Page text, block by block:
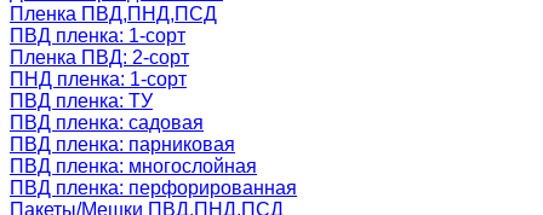
Пленка ПВД,ПНД,ПСД
ПВД пленка: 1-сорт
Пленка ПВД: 2-сорт
ПНД пленка: 1-сорт
ПВД пленка: ТУ
ПВД пленка: садовая
ПВД пленка: парниковая
ПВД пленка: многослойная
ПВД пленка: перфорированная
Пакеты/Мешки ПВД,ПНД,ПСД